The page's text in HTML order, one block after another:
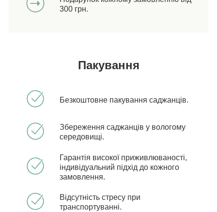
300 грн.
Пакування
Безкоштовне пакування саджанців.
Збереження саджанців у вологому
середовищі.
Гарантія високої приживлюваності,
індивідуальний підхід до кожного
замовлення.
Відсутність стресу при
транспортуванні.